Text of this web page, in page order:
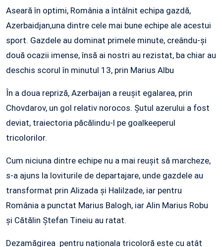
Aseară în optimi, România a întâlnit echipa gazdă,
Azerbaidjan,una dintre cele mai bune echipe ale acestui
sport. Gazdele au dominat primele minute, creându-și
două ocazii imense, însă ai nostri au rezistat, ba chiar au
deschis scorul în minutul 13, prin Marius Albu
În a doua repriză, Azerbaijan a reușit egalarea, prin
Chovdarov, un gol relativ norocos. Șutul azerului a fost
deviat, traiectoria păcălindu-l pe goalkeeperul
tricolorilor.
Cum niciuna dintre echipe nu a mai reuşit să marcheze,
s-a ajuns la loviturile de departajare, unde gazdele au
transformat prin Alizada şi Halilzade, iar pentru
România a punctat Marius Balogh, iar Alin Marius Robu
şi Cătălin Ştefan Tineiu au ratat.
Dezamăgirea pentru naționala tricoloră este cu atât